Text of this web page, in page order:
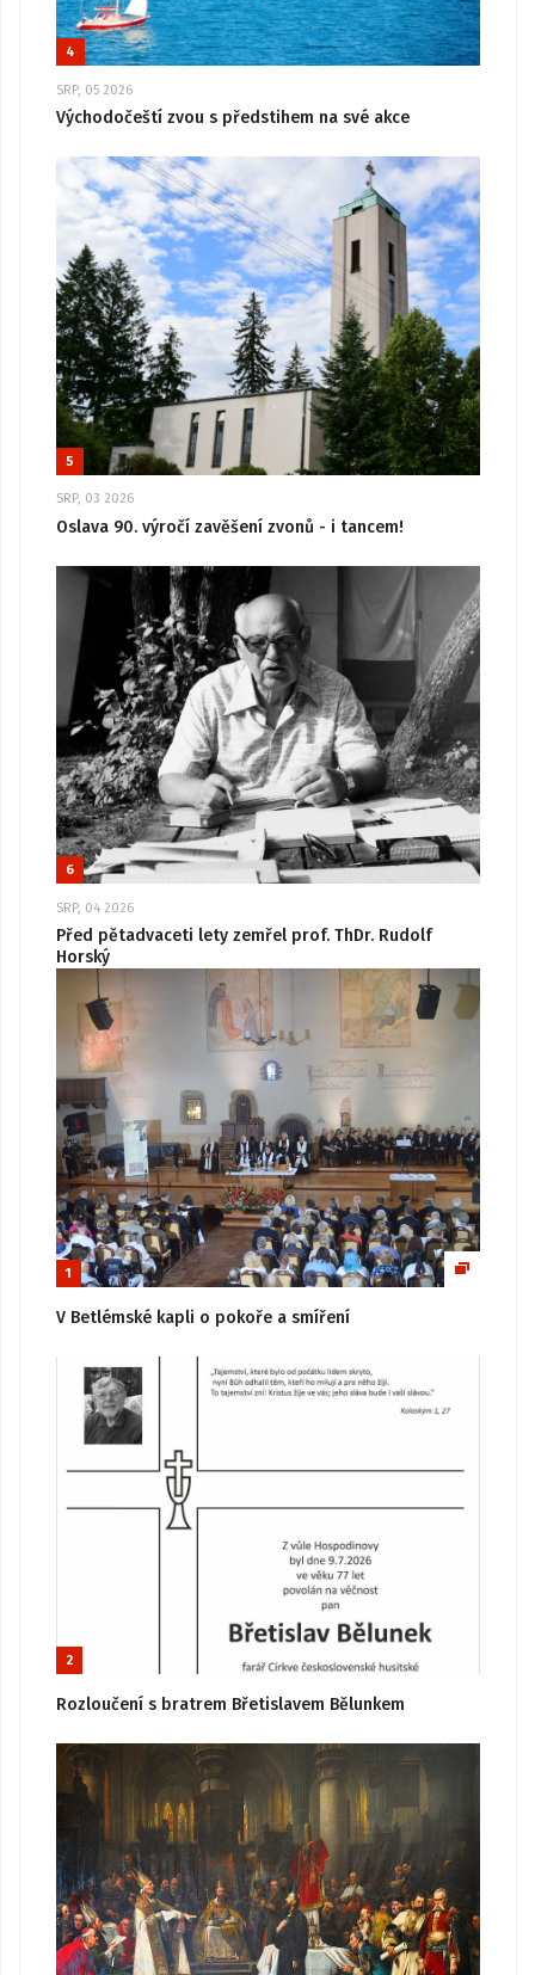
4
SRP, 05 2026
Východočeští zvou s předstihem na své akce
5
SRP, 03 2026
Oslava 90. výročí zavěšení zvonů - i tancem!
6
SRP, 04 2026
Před pětadvaceti lety zemřel prof. ThDr. Rudolf
Horský
1
V Betlémské kapli o pokoře a smíření
2
Rozloučení s bratrem Břetislavem Bělunkem